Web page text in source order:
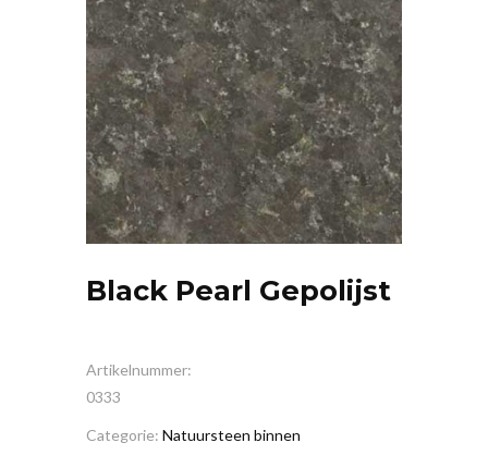
Black Pearl Gepolijst
Artikelnummer:
0333
Categorie: Natuursteen binnen